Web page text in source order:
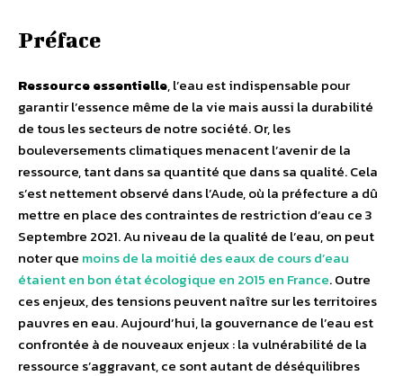
Préface
Ressource essentielle, l’eau est indispensable pour
garantir l’essence même de la vie mais aussi la durabilité
de tous les secteurs de notre société. Or, les
bouleversements climatiques menacent l’avenir de la
ressource, tant dans sa quantité que dans sa qualité. Cela
s’est nettement observé dans l’Aude, où la préfecture a dû
mettre en place des contraintes de restriction d’eau ce 3
Septembre 2021. Au niveau de la qualité de l’eau, on peut
noter que moins de la moitié des eaux de cours d’eau
étaient en bon état écologique en 2015 en France. Outre
ces enjeux, des tensions peuvent naître sur les territoires
pauvres en eau. Aujourd’hui, la gouvernance de l’eau est
confrontée à de nouveaux enjeux : la vulnérabilité de la
ressource s’aggravant, ce sont autant de déséquilibres